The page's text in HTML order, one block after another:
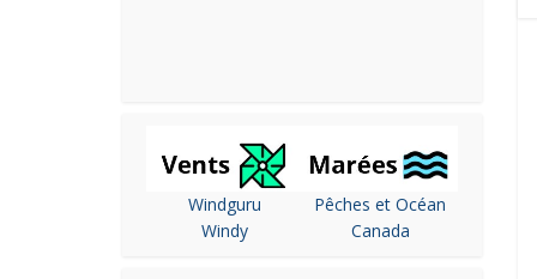
Windguru
Windy
Pêches et Océan
Canada